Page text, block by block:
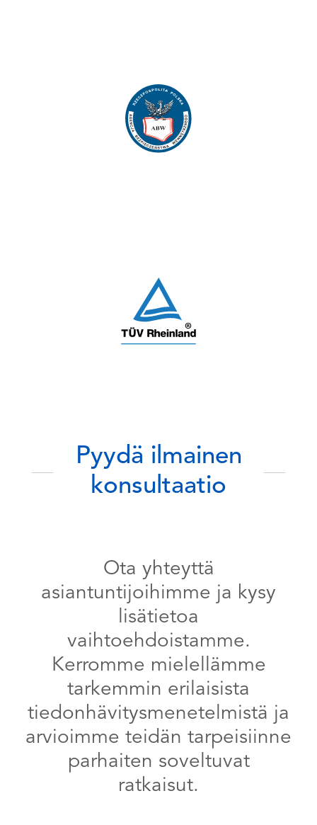
Pyydä ilmainen
konsultaatio
Ota yhteyttä
asiantuntijoihimme ja kysy
lisätietoa
vaihtoehdoistamme.
Kerromme mielellämme
tarkemmin erilaisista
tiedonhävitysmenetelmistä ja
arvioimme teidän tarpeisiinne
parhaiten soveltuvat
ratkaisut.